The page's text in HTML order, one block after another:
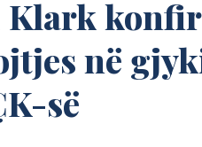
Klark
në
së